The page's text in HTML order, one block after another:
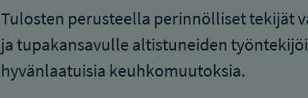
Tulosten perusteella perinnölliset tekijät
ja tupakansavulle altistuneiden
hyvänlaatuisia keuhkomuutoksia.